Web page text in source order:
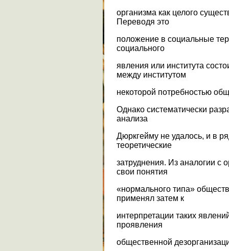
организма как целого
Переводя это
положение в социальные
социального
явления или института
между институтом
некоторой потребностью
Однако систематически
анализа
Дюркгейму не удалось, и в
теоретические
затруднения. Из аналогии с
свои понятия
«нормального типа»
применял затем к
интерпретации таких
проявления
общественной